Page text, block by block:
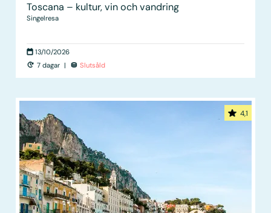
Toscana – kultur, vin och vandring
Singelresa
13/10/2026
7 dagar | Slutsåld
4,1